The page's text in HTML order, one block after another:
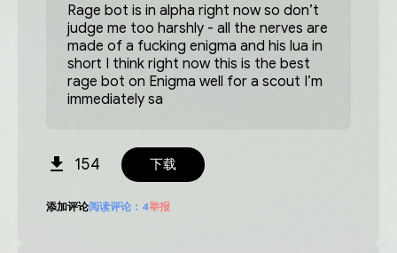
Rage bot is in alpha right now so don’t
judge me too harshly - all the nerves are
made of a fucking enigma and his lua in
short I think right now this is the best
rage bot on Enigma well for a scout I’m
immediately sa
154 下载
添加评论阅读评论： 4举报